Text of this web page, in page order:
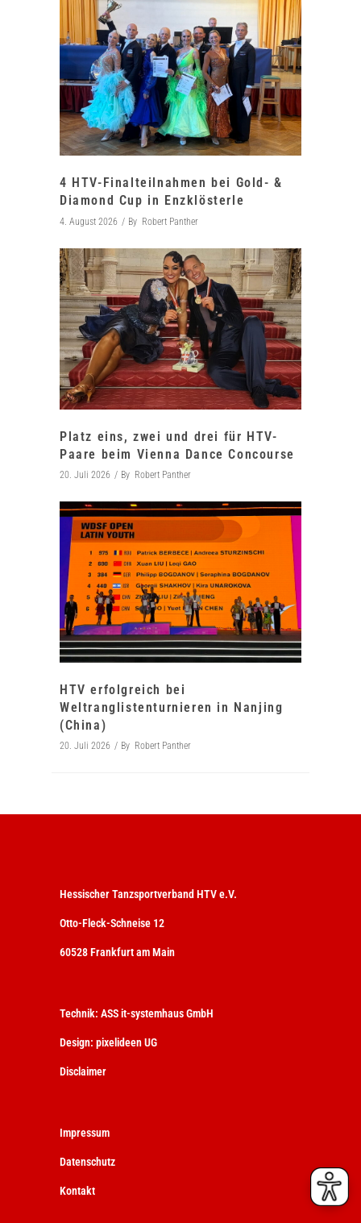
4 HTV-Finalteilnahmen bei Gold- &
Diamond Cup in Enzklösterle
4. August 2026 By Robert Panther
Platz eins, zwei und drei für HTV-
Paare beim Vienna Dance Concourse
20. Juli 2026 By Robert Panther
HTV erfolgreich bei
Weltranglistenturnieren in Nanjing
(China)
20. Juli 2026 By Robert Panther
Hessischer Tanzsportverband HTV e.V.
Otto-Fleck-Schneise 12
60528 Frankfurt am Main
Technik: ASS it-systemhaus GmbH
Design: pixelideen UG
Disclaimer
Impressum
Datenschutz
Kontakt